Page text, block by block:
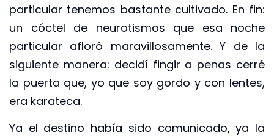
particular tenemos bastante cultivado. En fin:
un cóctel de neurotismos que esa noche
particular afloró maravillosamente. Y de la
siguiente manera: decidí fingir a penas cerré
la puerta que, yo que soy gordo y con lentes,
era karateca.
Ya el destino había sido comunicado, ya la